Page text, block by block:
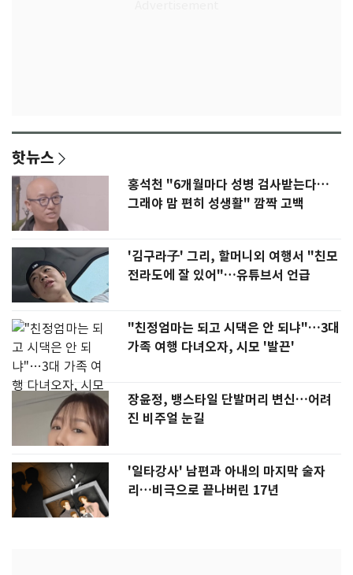
핫뉴스
홍석천 "6개월마다 성병 검사받는다…
그래야 맘 편히 성생활" 깜짝 고백
'김구라子' 그리, 할머니외 여행서 "친모
전라도에 잘 있어"…유튜브서 언급
"친정엄마는 되고 시댁은 안 되냐"…3대
가족 여행 다녀오자, 시모 '발끈'
장윤정, 뱅스타일 단발머리 변신…어려
진 비주얼 눈길
'일타강사' 남편과 아내의 마지막 술자
리…비극으로 끝나버린 17년